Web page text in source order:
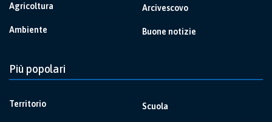
Agricoltura
Ambiente
Arcivescovo
Buone notizie
Più popolari
Territorio Scuola